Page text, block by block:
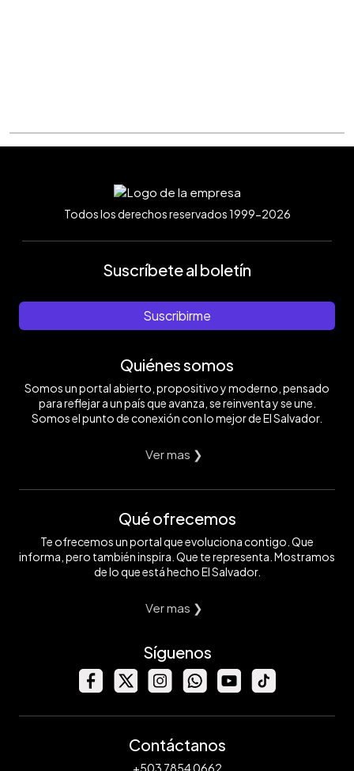
Todos los derechos reservados 1999-2026
Suscríbete al boletín
Suscribirme
Quiénes somos
Somos un portal abierto, propositivo y moderno, pensado
para reflejar a un país que avanza, se reinventa y se une.
Somos el punto de conexión con lo mejor de El Salvador.
Ver mas ❯
Qué ofrecemos
Te ofrecemos un portal que evoluciona contigo. Que
informa, pero también inspira. Que te representa. Mostramos
de lo que está hecho El Salvador.
Ver mas ❯
Síguenos
Contáctanos
+503 7854 0662